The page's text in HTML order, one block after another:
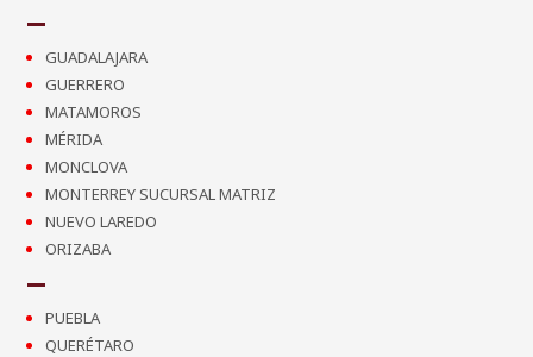
GUADALAJARA
GUERRERO
MATAMOROS
MÉRIDA
MONCLOVA
MONTERREY SUCURSAL MATRIZ
NUEVO LAREDO
ORIZABA
PUEBLA
QUERÉTARO